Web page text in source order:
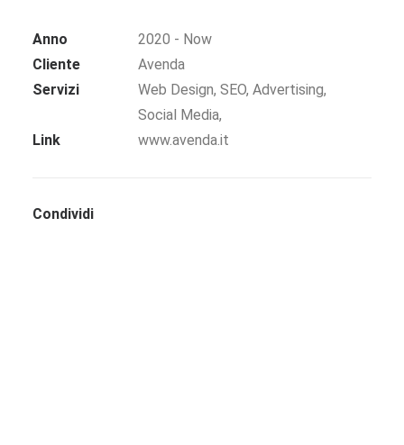
Anno
2020 - Now
Cliente
Avenda
Servizi
Web Design, SEO, Advertising,
Social Media,
Link
www.avenda.it
Condividi